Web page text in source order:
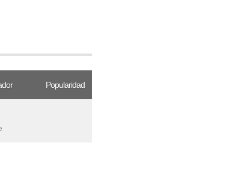
Popularidad